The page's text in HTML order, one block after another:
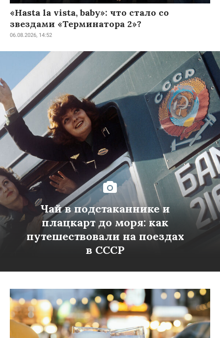
«Hasta la vista, baby»: что стало со
звездами «Терминатора 2»?
06.08.2026, 14:52
Чай в подстаканнике и
плацкарт до моря: как
путешествовали на поездах
в СССР